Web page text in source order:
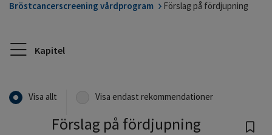
Bröstcancerscreening vårdprogram Förslag på fördjupning
Kapitel
Visa allt Visa endast rekommendationer
Förslag på fördjupning